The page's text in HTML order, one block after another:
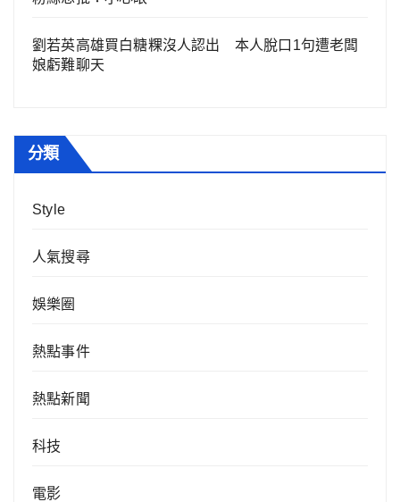
劉若英高雄買白糖粿沒人認出 本人脫口1句遭老闆
娘虧難聊天
分類
Style
人氣搜尋
娛樂圈
熱點事件
熱點新聞
科技
電影